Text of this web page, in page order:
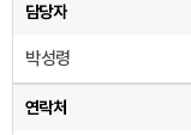
담당자
박성령
연락처